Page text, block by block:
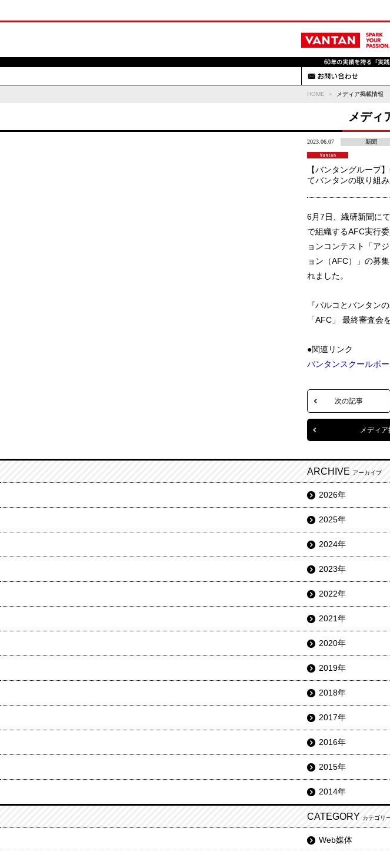
HOME メディア掲載情報
メディ
2023.06.07 新聞
【バンタングループ
てバンタンの取り組
6月7日、繊研新聞に
で組織するAFC実行
ョンコンテスト「ア
ョン（AFC）」の募
れました。
『パルコとバンタン
「AFC」 最終審査会
●関連リンク
バンタンスクールポ
次の記事
メディ
ARCHIVE アーカイブ
2026年
2025年
2024年
2023年
2022年
2021年
2020年
2019年
2018年
2017年
2016年
2015年
2014年
CATEGORY カテゴリ
Web媒体